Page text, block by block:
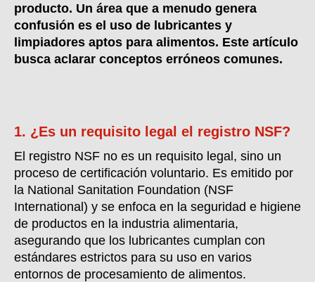
producto. Un área que a menudo genera
confusión es el uso de lubricantes y
limpiadores aptos para alimentos. Este artículo
busca aclarar conceptos erróneos comunes.
1. ¿Es un requisito legal el registro NSF?
El registro NSF no es un requisito legal, sino un
proceso de certificación voluntario. Es emitido por
la National Sanitation Foundation (NSF
International) y se enfoca en la seguridad e higiene
de productos en la industria alimentaria,
asegurando que los lubricantes cumplan con
estándares estrictos para su uso en varios
entornos de procesamiento de alimentos.